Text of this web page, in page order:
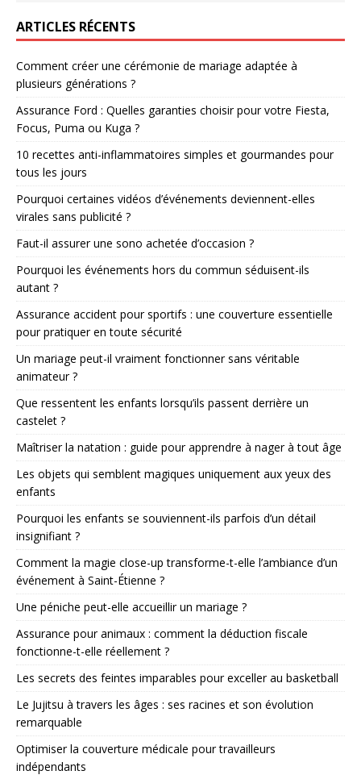
ARTICLES RÉCENTS
Comment créer une cérémonie de mariage adaptée à
plusieurs générations ?
Assurance Ford : Quelles garanties choisir pour votre Fiesta,
Focus, Puma ou Kuga ?
10 recettes anti-inflammatoires simples et gourmandes pour
tous les jours
Pourquoi certaines vidéos d’événements deviennent-elles
virales sans publicité ?
Faut-il assurer une sono achetée d’occasion ?
Pourquoi les événements hors du commun séduisent-ils
autant ?
Assurance accident pour sportifs : une couverture essentielle
pour pratiquer en toute sécurité
Un mariage peut-il vraiment fonctionner sans véritable
animateur ?
Que ressentent les enfants lorsqu’ils passent derrière un
castelet ?
Maîtriser la natation : guide pour apprendre à nager à tout âge
Les objets qui semblent magiques uniquement aux yeux des
enfants
Pourquoi les enfants se souviennent-ils parfois d’un détail
insignifiant ?
Comment la magie close-up transforme-t-elle l’ambiance d’un
événement à Saint-Étienne ?
Une péniche peut-elle accueillir un mariage ?
Assurance pour animaux : comment la déduction fiscale
fonctionne-t-elle réellement ?
Les secrets des feintes imparables pour exceller au basketball
Le Jujitsu à travers les âges : ses racines et son évolution
remarquable
Optimiser la couverture médicale pour travailleurs
indépendants